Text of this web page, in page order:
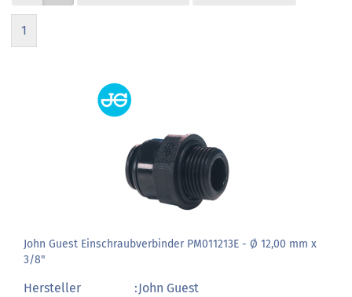
1
John Guest Einschraubverbinder PM011213E - Ø 12,00 mm x
3/8"
Hersteller :John Guest